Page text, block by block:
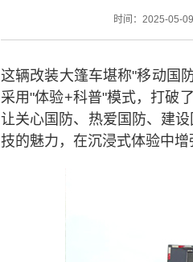
时间：2025-05-09
这辆改装大篷车堪称"移动国
采用"体验+科普"模式，打破
让关心国防、热爱国防、建
技的魅力，在沉浸式体验中增